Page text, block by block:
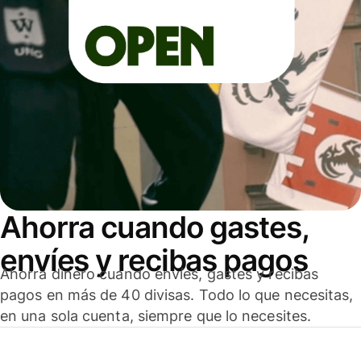
Ahorra cuando gastes,
envíes y recibas pagos
Ahorra dinero cuando envíes, gastes y recibas
pagos en más de 40 divisas. Todo lo que necesitas,
en una sola cuenta, siempre que lo necesites.